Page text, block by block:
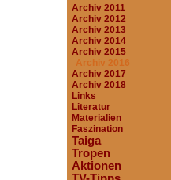
Archiv 2011
Archiv 2012
Archiv 2013
Archiv 2014
Archiv 2015
Archiv 2016
Archiv 2017
Archiv 2018
Links
Literatur
Materialien
Faszination
Taiga
Tropen
Aktionen